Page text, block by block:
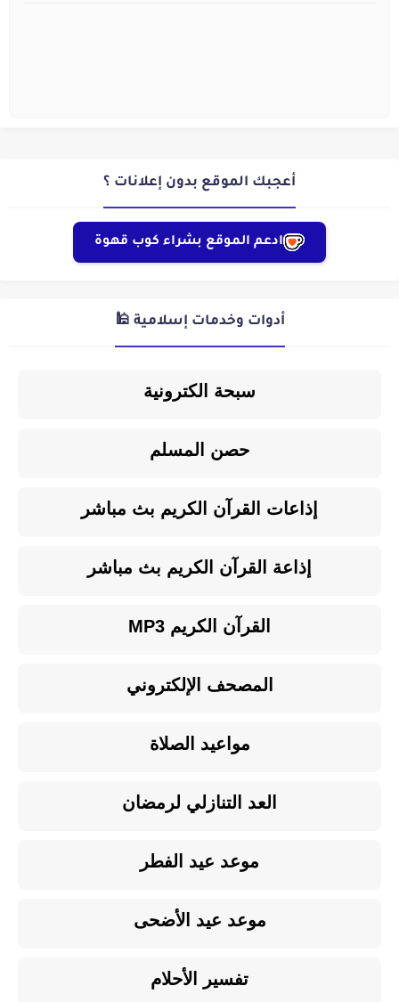
أعجبك الموقع بدون إعلانات ؟
ادعم الموقع بشراء كوب قهوة
أدوات وخدمات إسلامية 🕌
سبحة الكترونية
حصن المسلم
إذاعات القرآن الكريم بث مباشر
إذاعة القرآن الكريم بث مباشر
القرآن الكريم MP3
المصحف الإلكتروني
مواعيد الصلاة
العد التنازلي لرمضان
موعد عيد الفطر
موعد عيد الأضحى
تفسير الأحلام